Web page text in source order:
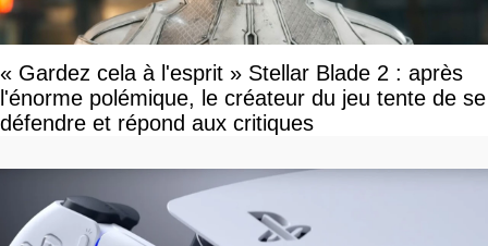
« Gardez cela à l'esprit » Stellar Blade 2 : après
l'énorme polémique, le créateur du jeu tente de se
défendre et répond aux critiques